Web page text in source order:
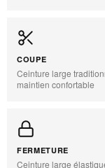
COUPE
Ceinture large
maintien confortable
FERMETURE
Ceinture large